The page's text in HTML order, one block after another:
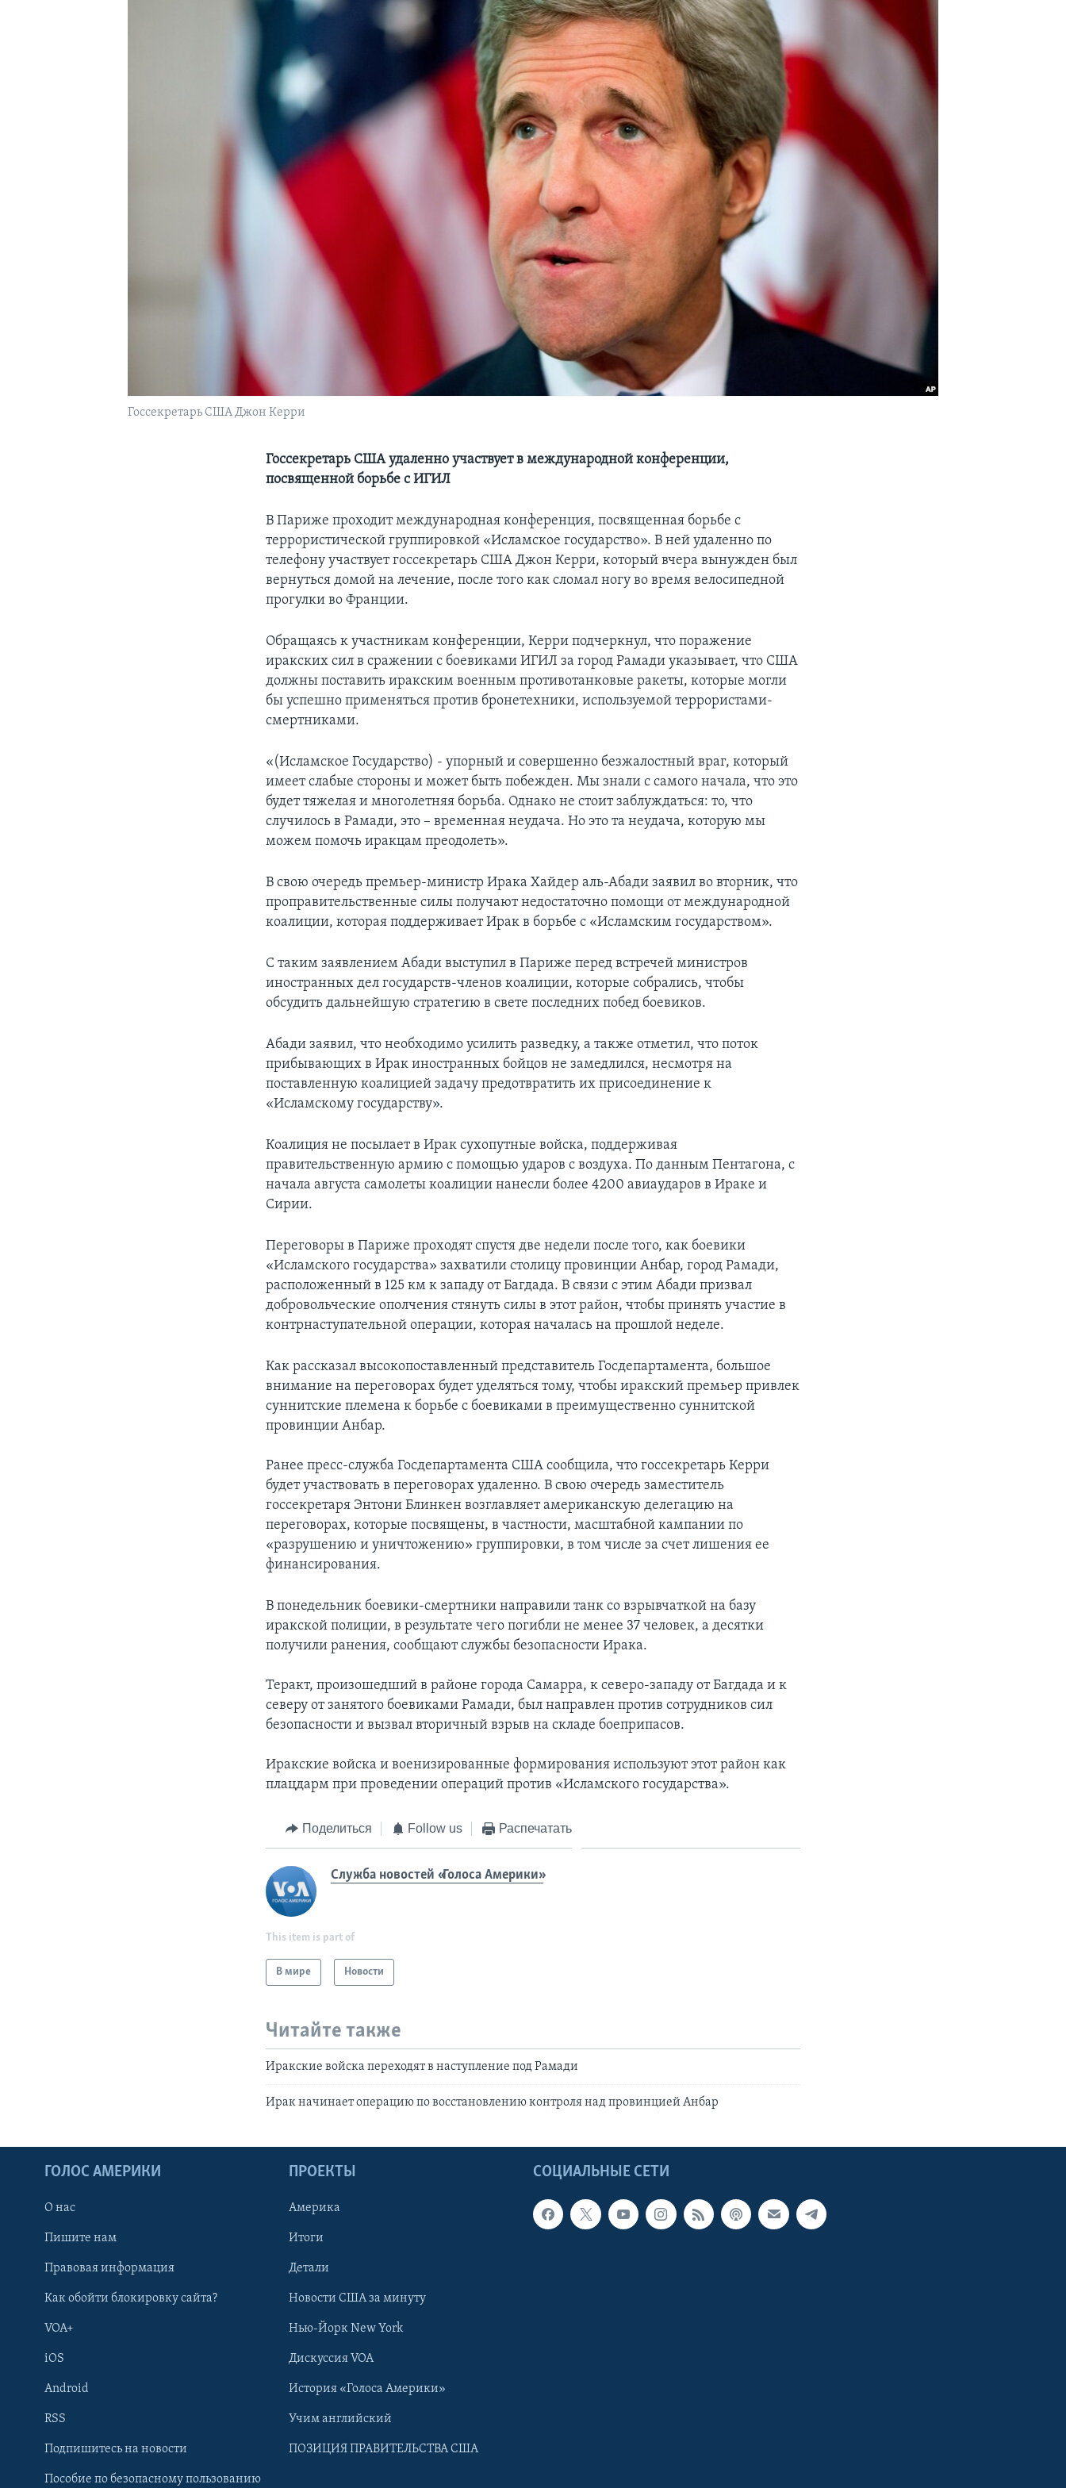
Learning English
Госсекретарь США Джон Керри
Госсекретарь США удаленно участвует в международной конференции,
посвященной борьбе с ИГИЛ
В Париже проходит международная конференция, посвященная борьбе с
террористической группировкой «Исламское государство». В ней удаленно по
телефону участвует госсекретарь США Джон Керри, который вчера вынужден был
вернуться домой на лечение, после того как сломал ногу во время велосипедной
прогулки во Франции.
Обращаясь к участникам конференции, Керри подчеркнул, что поражение
иракских сил в сражении с боевиками ИГИЛ за город Рамади указывает, что США
должны поставить иракским военным противотанковые ракеты, которые могли
бы успешно применяться против бронетехники, используемой террористами-
смертниками.
«(Исламское Государство) - упорный и совершенно безжалостный враг, который
имеет слабые стороны и может быть побежден. Мы знали с самого начала, что это
будет тяжелая и многолетняя борьба. Однако не стоит заблуждаться: то, что
случилось в Рамади, это – временная неудача. Но это та неудача, которую мы
можем помочь иракцам преодолеть».
В свою очередь премьер-министр Ирака Хайдер аль-Абади заявил во вторник, что
проправительственные силы получают недостаточно помощи от международной
коалиции, которая поддерживает Ирак в борьбе с «Исламским государством».
С таким заявлением Абади выступил в Париже перед встречей министров
иностранных дел государств-членов коалиции, которые собрались, чтобы
обсудить дальнейшую стратегию в свете последних побед боевиков.
Абади заявил, что необходимо усилить разведку, а также отметил, что поток
прибывающих в Ирак иностранных бойцов не замедлился, несмотря на
поставленную коалицией задачу предотвратить их присоединение к
«Исламскому государству».
Коалиция не посылает в Ирак сухопутные войска, поддерживая
правительственную армию с помощью ударов с воздуха. По данным Пентагона, с
начала августа самолеты коалиции нанесли более 4200 авиаударов в Ираке и
Сирии.
Переговоры в Париже проходят спустя две недели после того, как боевики
«Исламского государства» захватили столицу провинции Анбар, город Рамади,
расположенный в 125 км к западу от Багдада. В связи с этим Абади призвал
добровольческие ополчения стянуть силы в этот район, чтобы принять участие в
контрнаступательной операции, которая началась на прошлой неделе.
Как рассказал высокопоставленный представитель Госдепартамента, большое
внимание на переговорах будет уделяться тому, чтобы иракский премьер привлек
суннитские племена к борьбе с боевиками в преимущественно суннитской
провинции Анбар.
Ранее пресс-служба Госдепартамента США сообщила, что госсекретарь Керри
будет участвовать в переговорах удаленно. В свою очередь заместитель
госсекретаря Энтони Блинкен возглавляет американскую делегацию на
переговорах, которые посвящены, в частности, масштабной кампании по
«разрушению и уничтожению» группировки, в том числе за счет лишения ее
финансирования.
В понедельник боевики-смертники направили танк со взрывчаткой на базу
иракской полиции, в результате чего погибли не менее 37 человек, а десятки
получили ранения, сообщают службы безопасности Ирака.
Теракт, произошедший в районе города Самарра, к северо-западу от Багдада и к
северу от занятого боевиками Рамади, был направлен против сотрудников сил
безопасности и вызвал вторичный взрыв на складе боеприпасов.
Иракские войска и военизированные формирования используют этот район как
плацдарм при проведении операций против «Исламского государства».
Поделиться Follow us Распечатать
Служба новостей «Голоса Америки»
This item is part of
В мире Новости
Читайте также
Иракские войска переходят в наступление под Рамади
Ирак начинает операцию по восстановлению контроля над провинцией Анбар
СОЦИАЛЬНЫЕ СЕТИ
ГОЛОС АМЕРИКИ
О нас
Пишите нам
Правовая информация
Как обойти блокировку сайта?
VOA+
iOS
Android
RSS
Подпишитесь на новости
Пособие по безопасному пользованию
ПРОЕКТЫ
Америка
Итоги
Детали
Новости США за минуту
Нью-Йорк New York
Дискуссия VOA
История «Голоса Америки»
Учим английский
ПОЗИЦИЯ ПРАВИТЕЛЬСТВА США